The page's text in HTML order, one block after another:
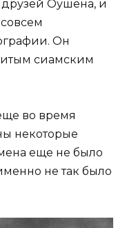
Оушена, и
Он
сиамским
во время
некоторые
еще не было
не так было